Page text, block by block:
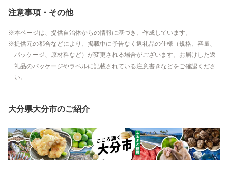
注意事項・その他
本ページは、提供自治体からの情報に基づき、作成しています。
提供元の都合などにより、掲載中に予告なく返礼品の仕様（規格、容量、
パッケージ、原材料など）が変更される場合がございます。お届けした返
礼品のパッケージやラベルに記載されている注意書きなどをご確認くださ
い。
大分県大分市のご紹介